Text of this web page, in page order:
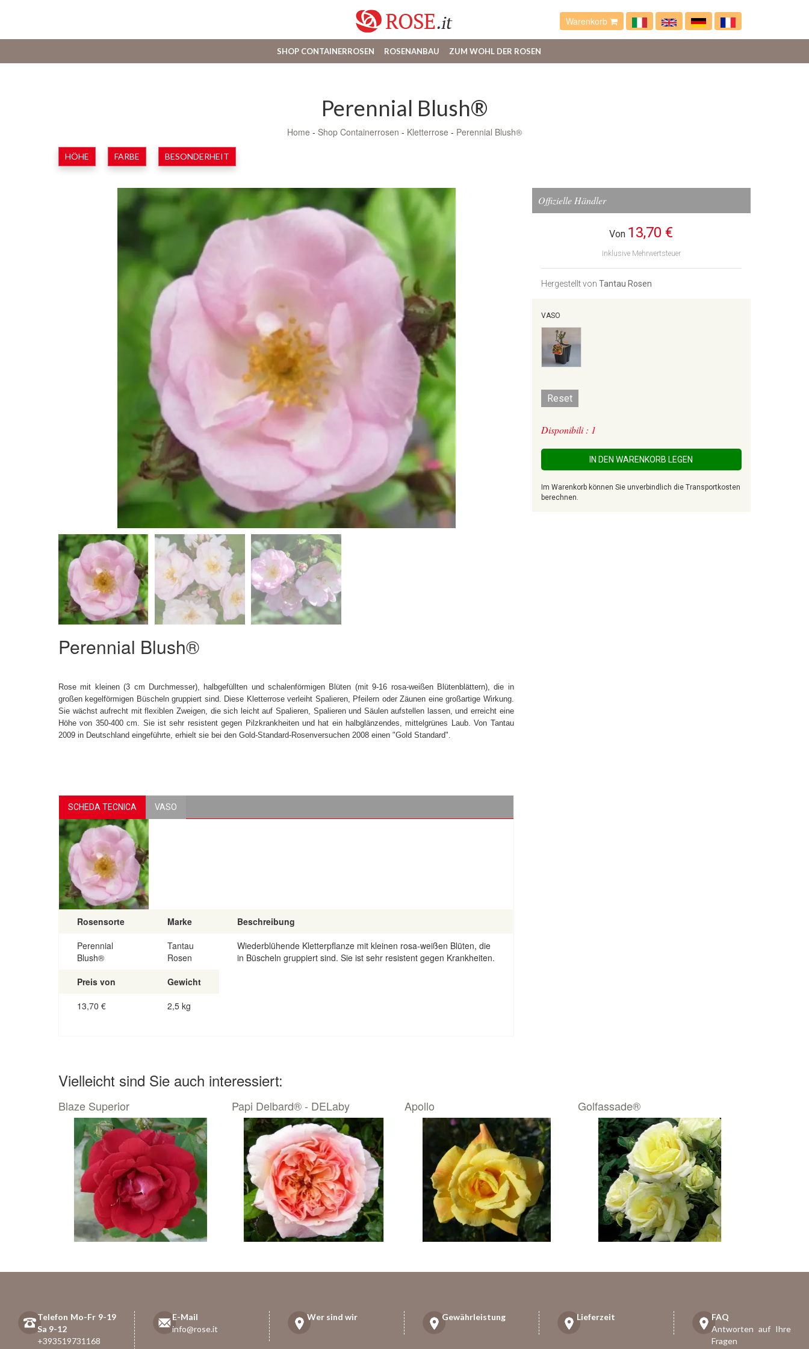
Warenkorb
SHOP CONTAINERROSEN ROSENANBAU ZUM WOHL DER ROSEN
Perennial Blush®
Home - Shop Containerrosen - Kletterrose - Perennial Blush®
HÖHE FARBE BESONDERHEIT
Perennial Blush®
Rose mit kleinen (3 cm Durchmesser), halbgefüllten und schalenförmigen Blüten (mit 9-16 rosa-weißen Blütenblättern), die in
großen kegelförmigen Büscheln gruppiert sind. Diese Kletterrose verleiht Spalieren, Pfeilern oder Zäunen eine großartige Wirkung.
Sie wächst aufrecht mit flexiblen Zweigen, die sich leicht auf Spalieren, Spalieren und Säulen aufstellen lassen, und erreicht eine
Höhe von 350-400 cm. Sie ist sehr resistent gegen Pilzkrankheiten und hat ein halbglänzendes, mittelgrünes Laub. Von Tantau
2009 in Deutschland eingeführte, erhielt sie bei den Gold-Standard-Rosenversuchen 2008 einen "Gold Standard".
Offizielle Händler
Von 13,70 €
Inklusive Mehrwertsteuer
Hergestellt von Tantau Rosen
VASO
Reset
Disponibili : 1
IN DEN WARENKORB LEGEN
Im Warenkorb können Sie unverbindlich die Transportkosten
berechnen.
SCHEDA TECNICA VASO
Rosensorte Marke
Beschreibung
Perennial
Blush®
Tantau
Rosen
Wiederblühende Kletterpflanze mit kleinen rosa-weißen Blüten, die
in Büscheln gruppiert sind. Sie ist sehr resistent gegen Krankheiten.
Preis von
Gewicht
13,70 € 2,5 kg
Vielleicht sind Sie auch interessiert:
Blaze Superior Papi Delbard® - DELaby Apollo Golfassade®
Telefon Mo-Fr 9-19
Sa 9-12
+393519731168
E-Mail
info@rose.it
Wer sind wir Gewährleistung Lieferzeit
FAQ
Antworten auf Ihre
Fragen